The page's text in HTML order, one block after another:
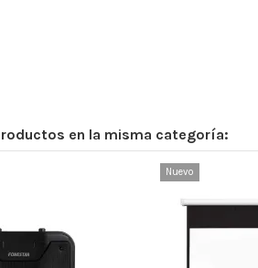
en la misma categoría:
Nuevo